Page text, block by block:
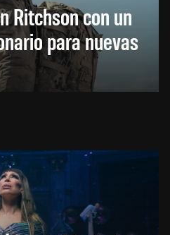
Ritchson con un
para nuevas